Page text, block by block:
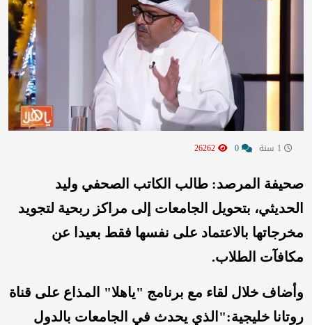
صحيفة المرصد: طالب الكاتب الصحفي وليد
الحديثي، بتحويل الجامعات إلى مراكز ربحية لتجويد
مخرجاتها بالاعتماد على نفسها فقط بعيدا عن
مكافآت الطلاب.
وأضاف خلال لقاء مع برنامج "ياهلا" المذاع على قناة
روتانا خليجية:"الذي يحدث في الجامعات بالدول